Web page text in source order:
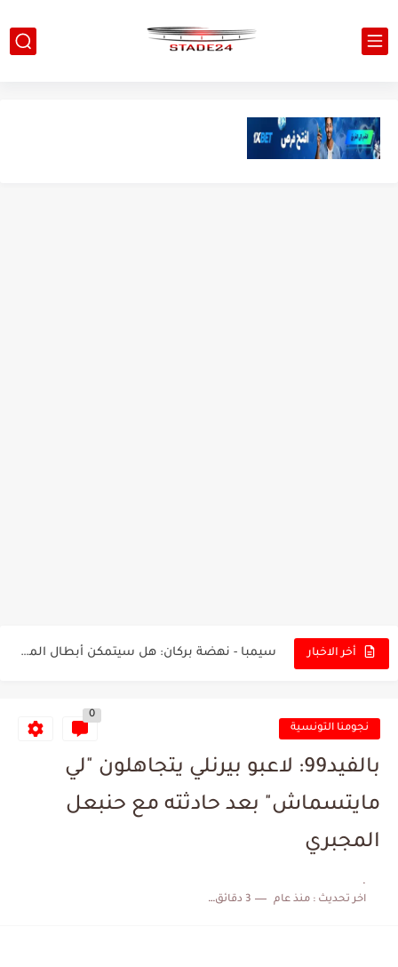
أخر الاخبار سيمبا - نهضة بركان: هل سيتمكن أبطال المغرب من الحفاظ...
البرنامج الكامل لنهائي البطولة بين الاتحاد المنستيري والنادي الإفريقي
كابتن مانشستر يونايتد يدعم حنبعل المجبري
نجومنا التونسية
0
بالفيد99: لاعبو بيرنلي يتجاهلون "لي
مايتسماش" بعد حادثته مع حنبعل
المجبري
.
اخر تحديث :منذ عام 3 دقائق للقراءة